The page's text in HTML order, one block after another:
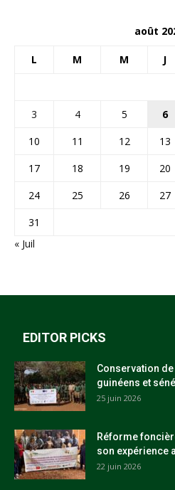
août
L M M J
3
4 5 6
10
11 12 13
17
18 19 20
24
25 26 27
31
« Juil
EDITOR PICKS
Conservation
guinéens et
25 juin 2026
Réforme
son expérience
22 juin 2026